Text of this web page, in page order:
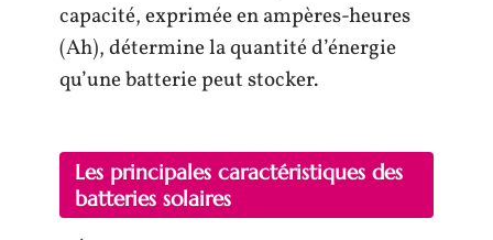
capacité, exprimée en ampères-heures
(Ah), détermine la quantité d’énergie
qu’une batterie peut stocker.
Les principales caractéristiques des
batteries solaires